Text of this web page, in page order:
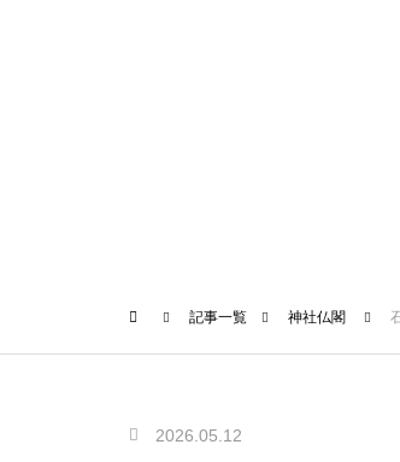
記事一覧 神社仏閣
2026.05.12